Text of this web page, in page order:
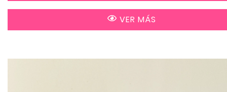
VER MÁS